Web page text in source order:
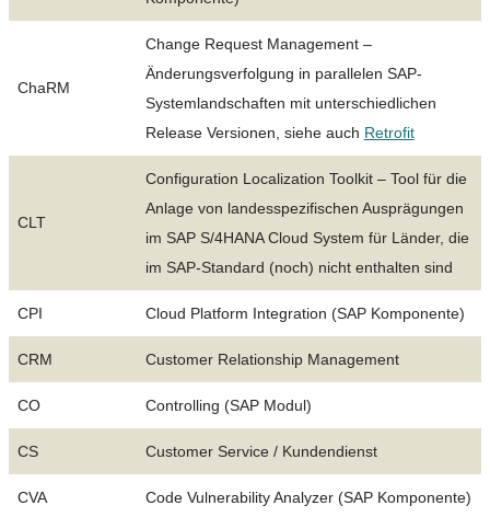
ChaRM
Change Request Management –
Änderungsverfolgung in parallelen SAP-
Systemlandschaften mit unterschiedlichen
Release Versionen, siehe auch Retrofit
CLT
Configuration Localization Toolkit – Tool für die
Anlage von landesspezifischen Ausprägungen
im SAP S/4HANA Cloud System für Länder, die
im SAP-Standard (noch) nicht enthalten sind
CPI Cloud Platform Integration (SAP Komponente)
CRM Customer Relationship Management
CO Controlling (SAP Modul)
CS Customer Service / Kundendienst
CVA Code Vulnerability Analyzer (SAP Komponente)